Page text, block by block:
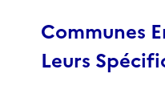
Communes
Leurs